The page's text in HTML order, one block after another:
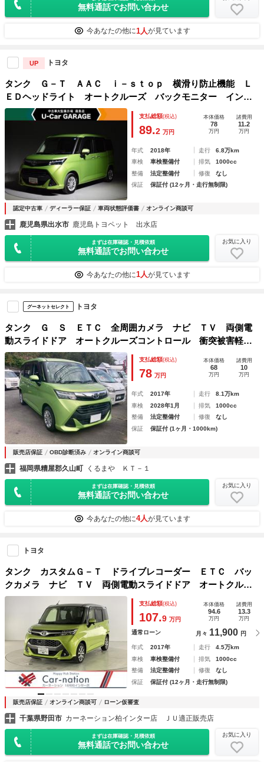
無料通話でお問い合わせ
今あなたの他に1人が見ています
UP トヨタ
タンク Ｇ－Ｔ ＡＡＣ ｉ－ｓｔｏｐ 横滑り防止機能 Ｌ
ＥＤヘッドライト オートクルーズ バックモニター インテ
リキー ワンオーナー エアバッグ ワンセグＴＶ 盗難防止
装置 ＡＢＳ キーフリー ナビＴＶ メモリナビ
支払総額(税込)
89.2 万円
本体価格
78
万円
諸費用
11.2
万円
年式 2018年 走行
6.8万km
車検
車検整備付 排気
1000cc
整備
法定整備付 修復
なし
保証
保証付 (12ヶ月・走行無制限)
認定中古車 ディーラー保証 車両状態評価書 オンライン商談可
鹿児島県出水市 鹿児島トヨペット 出水店
まずは在庫確認・見積依頼
無料通話でお問い合わせ
お気に入り
今あなたの他に1人が見ています
グーネットセレクト トヨタ
タンク Ｇ Ｓ ＥＴＣ 全周囲カメラ ナビ ＴＶ 両側電
動スライドドア オートクルーズコントロール 衝突被害軽減
システム オートライト スマートキー アイドリングストッ
プ 電動格納ミラー ウォークスルー ＣＶＴ
支払総額(税込)
78 万円
本体価格
68
万円
諸費用
10
万円
年式 2017年 走行
8.1万km
車検
2028年1月 排気
1000cc
整備
法定整備付 修復
なし
保証
保証付 (1ヶ月・1000km)
販売店保証 OBD診断済み オンライン商談可
福岡県糟屋郡久山町 くるまや ＫＴ－１
まずは在庫確認・見積依頼
無料通話でお問い合わせ
お気に入り
今あなたの他に4人が見ています
トヨタ
タンク カスタムＧ－Ｔ ドライブレコーダー ＥＴＣ バッ
クカメラ ナビ ＴＶ 両側電動スライドドア オートクルー
ズコントロール 衝突被害軽減システム アルミホイール オ
ートライト ＬＥＤヘッドランプ スマートキー
支払総額(税込)
107.9 万円
本体価格
94.6
万円
諸費用
13.3
万円
通常ローン 月々 11,900 円
年式 2017年 走行
4.5万km
車検
車検整備付 排気
1000cc
整備
法定整備付 修復
なし
保証
保証付 (12ヶ月・走行無制限)
販売店保証 オンライン商談可 ローン仮審査
千葉県野田市 カーネーション柏インター店 ＪＵ適正販売店
まずは在庫確認・見積依頼
無料通話でお問い合わせ
お気に入り